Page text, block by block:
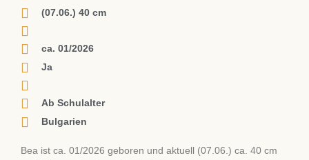
(07.06.) 40 cm
ca. 01/2026
Ja
Ab Schulalter
Bulgarien
Bea ist ca. 01/2026 geboren und aktuell (07.06.) ca. 40 cm